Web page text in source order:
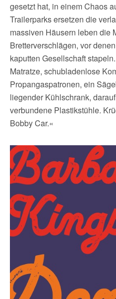
gesetzt hat, in einem Chaos
Trailerparks ersetzen die
massiven Häusern leben die
Bretterverschlägen, vor
kaputten Gesellschaft
Matratze, schubladenlose
Propangaspatronen, ein
liegender Kühlschrank,
verbundene Plastikstühle.
Bobby Car.«